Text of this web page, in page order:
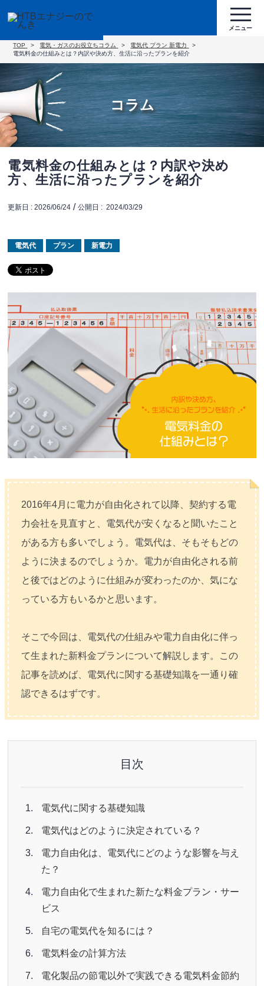
TOP 電気・ガスのお役立ちコラム 電気代 プラン 新電力
電気料金の仕組みとは？内訳や決め方、生活に沿ったプランを紹介
コラム
電気料金の仕組みとは？内訳や決め
方、生活に沿ったプランを紹介
更新日 :2026/06/24 /公開日 : 2024/03/29
電気代 プラン 新電力
2016年4月に電力が自由化されて以降、契約する電
力会社を見直すと、電気代が安くなると聞いたこと
がある方も多いでしょう。電気代は、そもそもどの
ように決まるのでしょうか。電力が自由化される前
と後ではどのように仕組みが変わったのか、気にな
っている方もいるかと思います。
そこで今回は、電気代の仕組みや電力自由化に伴っ
て生まれた新料金プランについて解説します。この
記事を読めば、電気代に関する基礎知識を一通り確
認できるはずです。
目次
電気代に関する基礎知識
電気代はどのように決定されている？
電力自由化は、電気代にどのような影響を与え
た？
電力自由化で生まれた新たな料金プラン・サー
ビス
自宅の電気代を知るには？
電気料金の計算方法
電化製品の節電以外で実践できる電気料金節約